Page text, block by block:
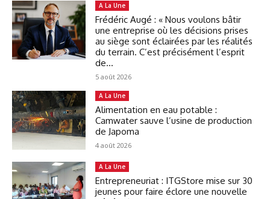
A La Une
Frédéric Augé : « Nous voulons bâtir
une entreprise où les décisions prises
au siège sont éclairées par les réalités
du terrain. C’est précisément l’esprit
de...
5 août 2026
A La Une
Alimentation en eau potable :
Camwater sauve l’usine de production
de Japoma
4 août 2026
A La Une
Entrepreneuriat : ITGStore mise sur 30
jeunes pour faire éclore une nouvelle